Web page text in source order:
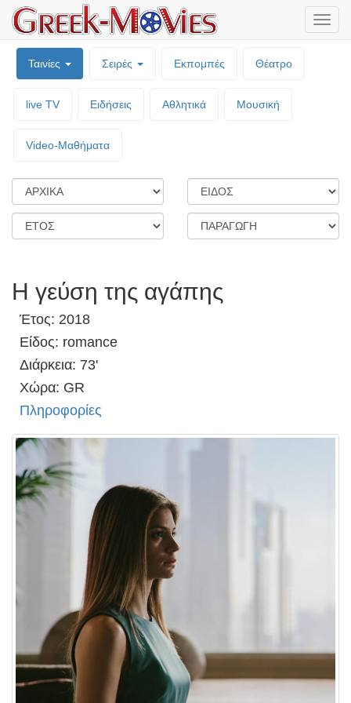
Ταινίες Σειρές Εκπομπές Θέατρο
live TV Ειδήσεις Αθλητικά Μουσική
Video-Mαθήματα
Η γεύση της αγάπης
Έτος: 2018
Είδος: romance
Διάρκεια: 73'
Χώρα: GR
Πληροφορίες